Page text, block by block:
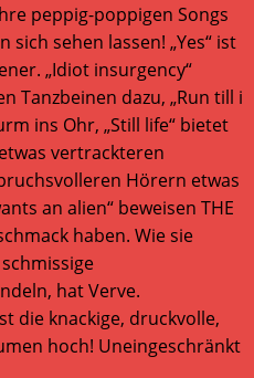
peppig-poppigen Songs
sehen lassen! „Yes“ ist
„Idiot insurgency“
Tanzbeinen dazu, „Run till i
ins Ohr, „Still life“ bietet
vertrackteren
Hörern etwas
an alien“ beweisen THE
haben. Wie sie
schmissige
hat Verve.
die knackige, druckvolle,
hoch! Uneingeschränkt